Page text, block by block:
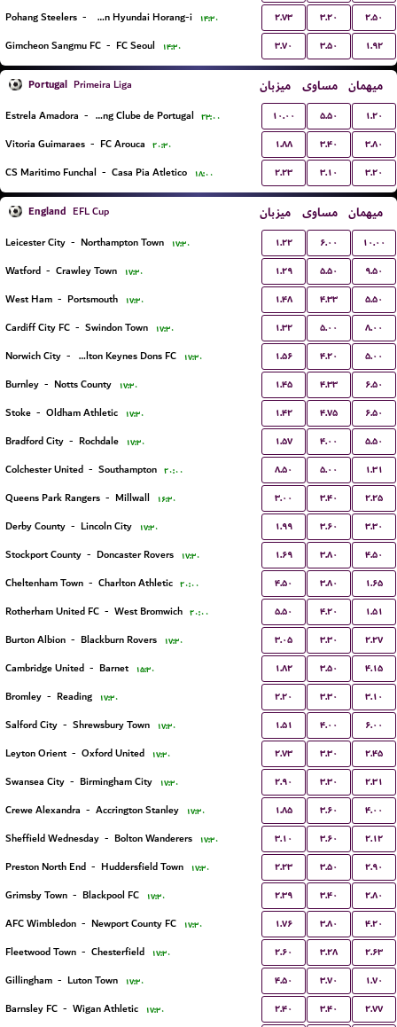
Pohang Steelers - Ulsan Hyundai Horang-i ۱۴:۳۰ ۲.۷۳ ۳.۲۰ ۲.۵۰
Gimcheon Sangmu FC - FC Seoul ۱۴:۳۰ ۳.۷۰ ۳.۵۰ ۱.۹۲
Portugal Primeira Liga میزبان مساوی میهمان
Estrela Amadora - Sporting Clube de Portugal ۲۳:۰۰ ۱۰.۰۰ ۵.۵۰ ۱.۲۰
Vitoria Guimaraes - FC Arouca ۲۰:۳۰ ۱.۸۸ ۳.۴۰ ۳.۸۰
CS Maritimo Funchal - Casa Pia Atletico ۱۸:۰۰ ۲.۲۳ ۳.۱۰ ۳.۲۰
England EFL Cup میزبان مساوی میهمان
Leicester City - Northampton Town ۱۷:۳۰ ۱.۲۲ ۶.۰۰ ۱۰.۰۰
Watford - Crawley Town ۱۷:۳۰ ۱.۲۹ ۵.۵۰ ۹.۵۰
West Ham - Portsmouth ۱۷:۳۰ ۱.۴۸ ۴.۳۳ ۵.۵۰
Cardiff City FC - Swindon Town ۱۷:۳۰ ۱.۳۲ ۵.۰۰ ۸.۰۰
Norwich City - Milton Keynes Dons FC ۱۷:۳۰ ۱.۵۶ ۴.۲۰ ۵.۰۰
Burnley - Notts County ۱۷:۳۰ ۱.۴۵ ۴.۳۳ ۶.۵۰
Stoke - Oldham Athletic ۱۷:۳۰ ۱.۴۲ ۴.۷۵ ۶.۵۰
Bradford City - Rochdale ۱۷:۳۰ ۱.۵۷ ۴.۰۰ ۵.۵۰
Colchester United - Southampton ۲۰:۰۰ ۸.۵۰ ۵.۰۰ ۱.۳۱
Queens Park Rangers - Millwall ۱۶:۳۰ ۳.۰۰ ۳.۴۰ ۲.۲۵
Derby County - Lincoln City ۱۷:۳۰ ۱.۹۹ ۳.۶۰ ۳.۳۰
Stockport County - Doncaster Rovers ۱۷:۳۰ ۱.۶۹ ۳.۸۰ ۴.۵۰
Cheltenham Town - Charlton Athletic ۲۰:۰۰ ۴.۵۰ ۳.۸۰ ۱.۶۵
Rotherham United FC - West Bromwich ۲۰:۰۰ ۵.۵۰ ۴.۲۰ ۱.۵۱
Burton Albion - Blackburn Rovers ۱۷:۳۰ ۳.۰۵ ۳.۳۰ ۲.۲۷
Cambridge United - Barnet ۱۵:۳۰ ۱.۸۲ ۳.۵۰ ۴.۱۵
Bromley - Reading ۱۷:۳۰ ۲.۲۰ ۳.۳۰ ۳.۱۰
Salford City - Shrewsbury Town ۱۷:۳۰ ۱.۵۱ ۴.۰۰ ۶.۰۰
Leyton Orient - Oxford United ۱۷:۳۰ ۲.۷۳ ۳.۳۰ ۲.۴۵
Swansea City - Birmingham City ۱۷:۳۰ ۲.۹۰ ۳.۳۰ ۲.۳۱
Crewe Alexandra - Accrington Stanley ۱۷:۳۰ ۱.۸۵ ۳.۶۰ ۴.۰۰
Sheffield Wednesday - Bolton Wanderers ۱۷:۳۰ ۳.۱۰ ۳.۶۰ ۲.۱۲
Preston North End - Huddersfield Town ۱۷:۳۰ ۲.۲۳ ۳.۵۰ ۲.۹۰
Grimsby Town - Blackpool FC ۱۷:۳۰ ۲.۳۹ ۳.۴۰ ۲.۸۰
AFC Wimbledon - Newport County FC ۱۷:۳۰ ۱.۷۶ ۳.۸۰ ۴.۲۰
Fleetwood Town - Chesterfield ۱۷:۳۰ ۲.۶۰ ۳.۲۸ ۲.۶۳
Gillingham - Luton Town ۱۷:۳۰ ۴.۵۰ ۳.۷۰ ۱.۷۰
Barnsley FC - Wigan Athletic ۱۷:۳۰ ۲.۴۰ ۳.۴۰ ۲.۷۷